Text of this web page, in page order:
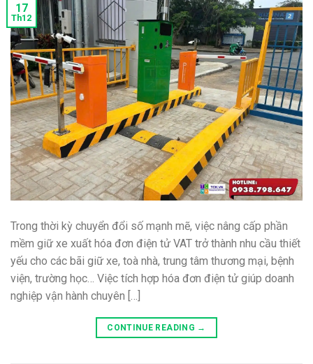
17
Th12
Trong thời kỳ chuyển đổi số mạnh mẽ, việc nâng cấp phần
mềm giữ xe xuất hóa đơn điện tử VAT trở thành nhu cầu thiết
yếu cho các bãi giữ xe, toà nhà, trung tâm thương mại, bệnh
viện, trường học… Việc tích hợp hóa đơn điện tử giúp doanh
nghiệp vận hành chuyên […]
CONTINUE READING →